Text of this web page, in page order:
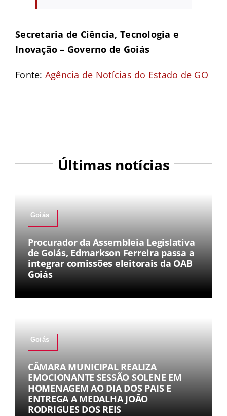
Secretaria de Ciência, Tecnologia e
Inovação – Governo de Goiás
Fonte: Agência de Notícias do Estado de GO
Últimas notícias
Goiás
Procurador da Assembleia Legislativa
de Goiás, Edmarkson Ferreira passa a
integrar comissões eleitorais da OAB
Goiás
Goiás
CÂMARA MUNICIPAL REALIZA
EMOCIONANTE SESSÃO SOLENE EM
HOMENAGEM AO DIA DOS PAIS E
ENTREGA A MEDALHA JOÃO
RODRIGUES DOS REIS